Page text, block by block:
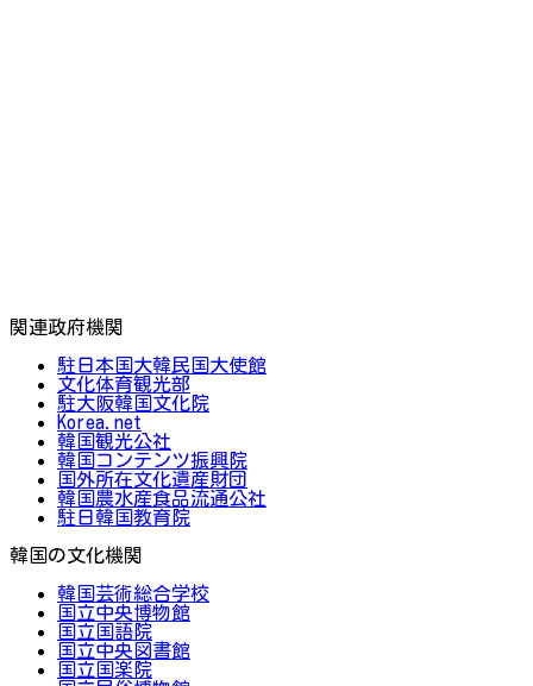
関連政府機関
駐日本国大韓民国大使館
文化体育観光部
駐大阪韓国文化院
Korea.net
韓国観光公社
韓国コンテンツ振興院
国外所在文化遺産財団
韓国農水産食品流通公社
駐日韓国教育院
韓国の文化機関
韓国芸術総合学校
国立中央博物館
国立国語院
国立中央図書館
国立国楽院